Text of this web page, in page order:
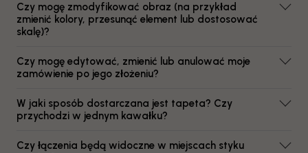
Czy mogę zmodyfikować obraz (na przykład
zmienić kolory, przesunąć element lub dostosować
skalę)?
Czy mogę edytować, zmienić lub anulować moje
zamówienie po jego złożeniu?
W jaki sposób dostarczana jest tapeta? Czy
przychodzi w jednym kawałku?
Czy łączenia będą widoczne w miejscach styku